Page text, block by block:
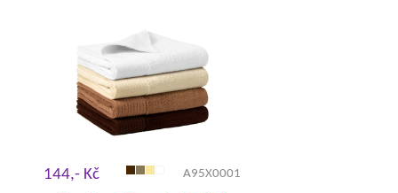
144,- Kč A95X0001